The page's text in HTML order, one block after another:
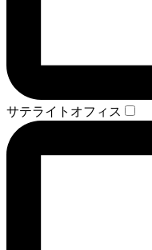
サテライトオフィス